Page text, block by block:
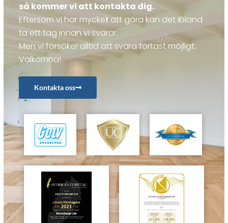
så kommer vi att kontakta dig.
Eftersom vi har mycket att göra kan det ibland
ta ett tag innan vi svarar.
Men vi försöker alltid att svara fortast möjligt.
Välkomna!
Kontakta oss